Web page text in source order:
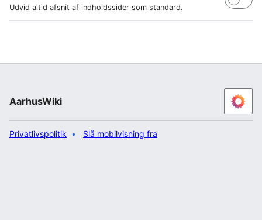
Udvid altid afsnit af indholdssider som standard.
AarhusWiki
Privatlivspolitik Slå mobilvisning fra